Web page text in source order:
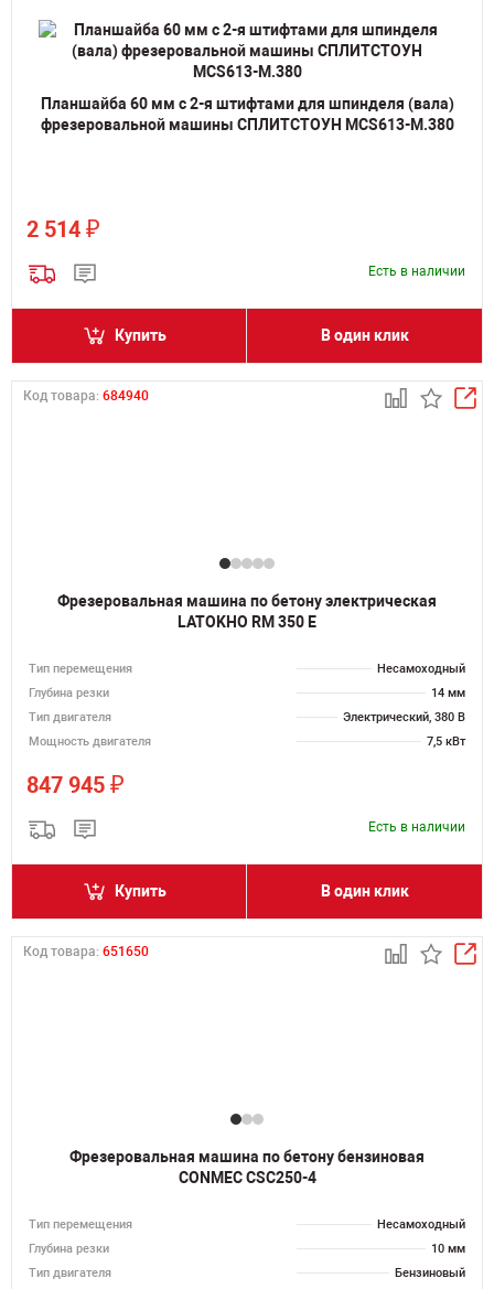
Планшайба 60 мм с 2-я штифтами для шпинделя (вала)
фрезеровальной машины СПЛИТСТОУН MCS613-M.380
2 514 ₽
Есть в наличии
Купить В один клик
Код товара: 684940
Фрезеровальная машина по бетону электрическая
LATOKHO RM 350 E
Тип перемещения
Несамоходный
Глубина резки
14 мм
Тип двигателя
Электрический, 380 В
Мощность двигателя
7,5 кВт
847 945 ₽
Есть в наличии
Купить В один клик
Код товара: 651650
Фрезеровальная машина по бетону бензиновая
CONMEC CSC250-4
Тип перемещения
Несамоходный
Глубина резки
10 мм
Тип двигателя
Бензиновый